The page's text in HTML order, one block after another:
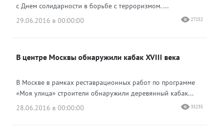
с Днем солидарности в борьбе с терроризмом. ...
29.06.2016 в 00:00:00
27252
В центре Москвы обнаружили кабак XVIII века
В Москве в рамках реставрационных работ по программе
«Моя улица» строители обнаружили деревянный кабак...
28.06.2016 в 00:00:00
35235